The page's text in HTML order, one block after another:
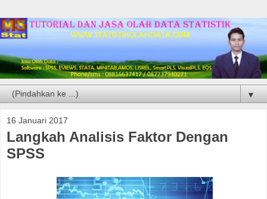
▼
16 Januari 2017
Langkah Analisis Faktor Dengan
SPSS